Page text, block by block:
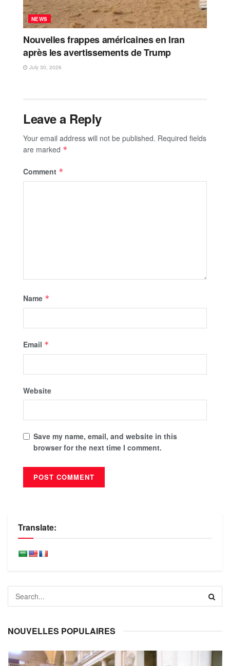
NEWS
Nouvelles frappes américaines en Iran
après les avertissements de Trump
July 30, 2026
Leave a Reply
Your email address will not be published. Required fields
are marked *
Comment *
Name *
Email *
Website
Save my name, email, and website in this
browser for the next time I comment.
Translate:
NOUVELLES POPULAIRES